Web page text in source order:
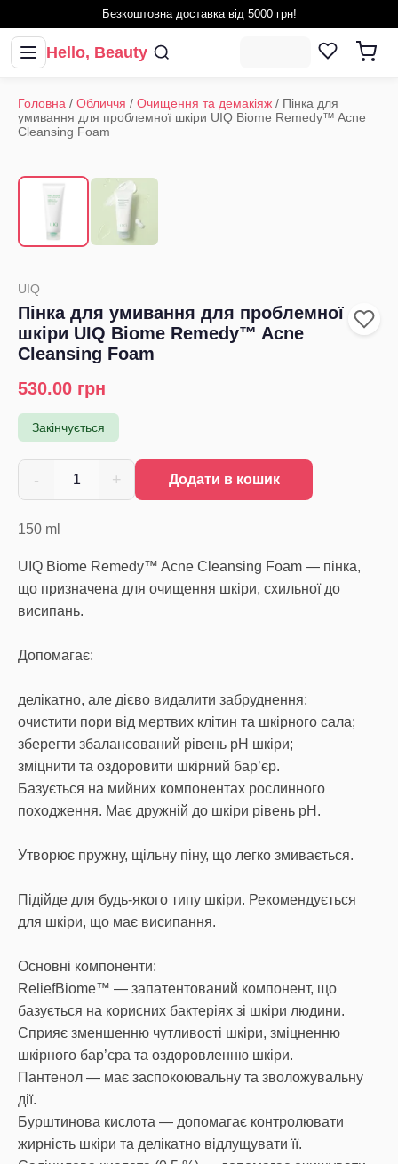
Безкоштовна доставка від 5000 грн!
Hello, Beauty
Головна / Обличчя / Очищення та демакіяж / Пінка для
умивання для проблемної шкіри UIQ Biome Remedy™ Acne
Cleansing Foam
UIQ
Пінка для умивання для проблемної
шкіри UIQ Biome Remedy™ Acne
Cleansing Foam
530.00 грн
Закінчується
- 1 + Додати в кошик
150 ml
UIQ Biome Remedy™ Acne Cleansing Foam — пінка,
що призначена для очищення шкіри, схильної до
висипань.
Допомагає:
делікатно, але дієво видалити забруднення;
очистити пори від мертвих клітин та шкірного сала;
зберегти збалансований рівень pH шкіри;
зміцнити та оздоровити шкірний бар’єр.
Базується на мийних компонентах рослинного
походження. Має дружній до шкіри рівень pH.
Утворює пружну, щільну піну, що легко змивається.
Підійде для будь-якого типу шкіри. Рекомендується
для шкіри, що має висипання.
Основні компоненти:
ReliefBiome™ — запатентований компонент, що
базується на корисних бактеріях зі шкіри людини.
Сприяє зменшенню чутливості шкіри, зміцненню
шкірного бар’єра та оздоровленню шкіри.
Пантенол — має заспокоювальну та зволожувальну
дії.
Бурштинова кислота — допомагає контролювати
жирність шкіри та делікатно відлущувати її.